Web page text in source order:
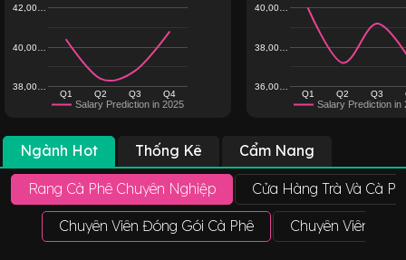
Salary Prediction in 2025
Q1 Q2 Q3 Q4
38,00…
40,00…
42,00…
Salary Prediction in
Q1 Q2 Q3
36,00…
38,00…
40,00…
Ngành Hot Thống Kê Cẩm Nang
Rang Cà Phê Chuyên Nghiệp Cửa Hàng Trà Và Cà
Chuyên Viên Đóng Gói Cà Phê Chuyên Viên